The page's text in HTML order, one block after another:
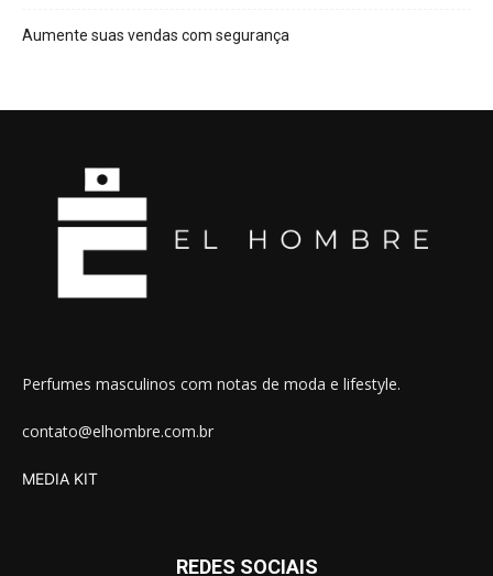
Aumente suas vendas com segurança
Perfumes masculinos com notas de moda e lifestyle.
contato@elhombre.com.br
MEDIA KIT
REDES SOCIAIS